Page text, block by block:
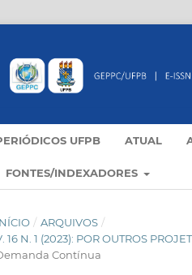
UFPB ATUAL
FONTES/INDEXADORES
/ ARQUIVOS /
16 N. 1 (2023): POR OUTROS
Contínua